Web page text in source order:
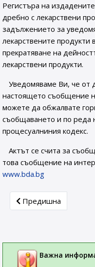
Регистъра на
дребно с лекарствени
задължението за
лекарствените продукти
прекратяване на
лекарствени продукти.
Уведомяваме Ви, че от
настоящето съобщение
можете да обжалвате
съобщаването и по реда
процесуалниния кодекс.
Актът се счита за
това съобщение на
www.bda.bg
Previous article: ДО
Предишна
Важна